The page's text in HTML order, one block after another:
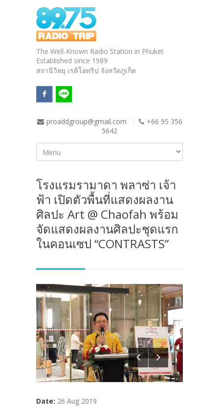
The Well-Known Radio Station in Phuket
Established since 1989
สถานีวิทยุ เรดิโอทริป จังหวัดภูเก็ต
proaddgroup@gmail.com
+66 95 356
5642
โรงแรมรามาดา พลาซ่า เจ้า
ฟ้า เปิดตัวพื้นที่แสดงผลงาน
ศิลปะ Art @ Chaofah พร้อม
จัดแสดงผลงานศิลปะชุดแรก
ในคอนเซป “CONTRASTS”
Date: 26 Aug 2019